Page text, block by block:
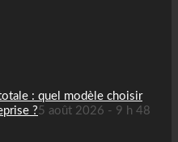
: quel modèle choisir
?5 août 2026 - 9 h 48